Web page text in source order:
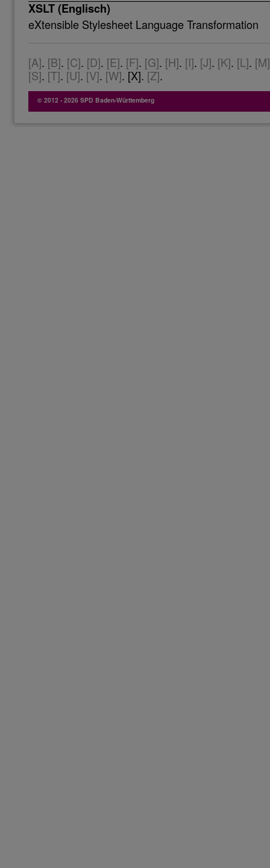
XSLT (Englisch)
eXtensible Stylesheet Language Transformation
[A]. [B]. [C]. [D]. [E]. [F]. [G]. [H]. [I]. [J]. [K]. [L]. [M]
[S]. [T]. [U]. [V]. [W]. [X]. [Z].
© 2012 - 2026 SPD Baden-Württemberg